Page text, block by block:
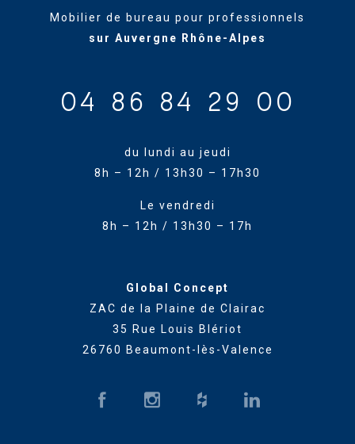
Mobilier de bureau pour professionnels
sur Auvergne Rhône-Alpes
04 86 84 29 00
du lundi au jeudi
8h – 12h / 13h30 – 17h30
Le vendredi
8h – 12h / 13h30 – 17h
Global Concept
ZAC de la Plaine de Clairac
35 Rue Louis Blériot
26760 Beaumont-lès-Valence